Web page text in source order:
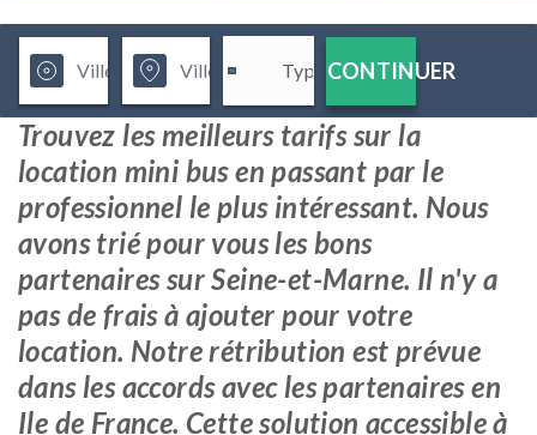
CONTINUER
Trouvez les meilleurs tarifs sur la
location mini bus en passant par le
professionnel le plus intéressant. Nous
avons trié pour vous les bons
partenaires sur Seine-et-Marne. Il n'y a
pas de frais à ajouter pour votre
location. Notre rétribution est prévue
dans les accords avec les partenaires en
Ile de France. Cette solution accessible à